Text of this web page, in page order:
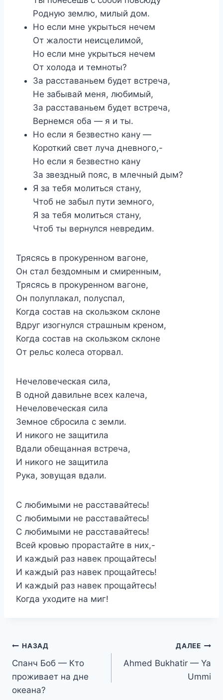
Родную землю, милый дом.
Но если мне укрыться нечем
От жалости неисцелимой,
Но если мне укрыться нечем
От холода и темноты?
За расставаньем будет встреча,
Не забывай меня, любимый,
За расставаньем будет встреча,
Вернемся оба — я и ты.
Но если я безвестно кану —
Короткий свет луча дневного,-
Но если я безвестно кану
За звездный пояс, в млечный дым?
Я за тебя молиться стану,
Чтоб не забыл пути земного,
Я за тебя молиться стану,
Чтоб ты вернулся невредим.
Трясясь в прокуренном вагоне,
Он стал бездомным и смиренным,
Трясясь в прокуренном вагоне,
Он полуплакал, полуспал,
Когда состав на скользком склоне
Вдруг изогнулся страшным креном,
Когда состав на скользком склоне
От рельс колеса оторвал.
Нечеловеческая сила,
В одной давильне всех калеча,
Нечеловеческая сила
Земное сбросила с земли.
И никого не защитила
Вдали обещанная встреча,
И никого не защитила
Рука, зовущая вдали.
С любимыми не расставайтесь!
С любимыми не расставайтесь!
С любимыми не расставайтесь!
Всей кровью прорастайте в них,-
И каждый раз навек прощайтесь!
И каждый раз навек прощайтесь!
И каждый раз навек прощайтесь!
Когда уходите на миг!
Навигация
по
записям
НАЗАД
Спанч Боб — Кто
проживает на дне
океана?
ДАЛЕЕ
Ahmed Bukhatir — Ya
Ummi